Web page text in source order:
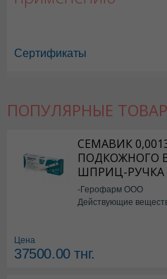
Стрепсилс в Астане , Стрепсилс в
Сертификаты
ПОПУЛЯРНЫЕ
СЕМАВИК
ПОДКОЖНОГО
ШПРИЦ-РУЧКА
-Герофарм ООО
Действующие
Цена
37500.00тнг.